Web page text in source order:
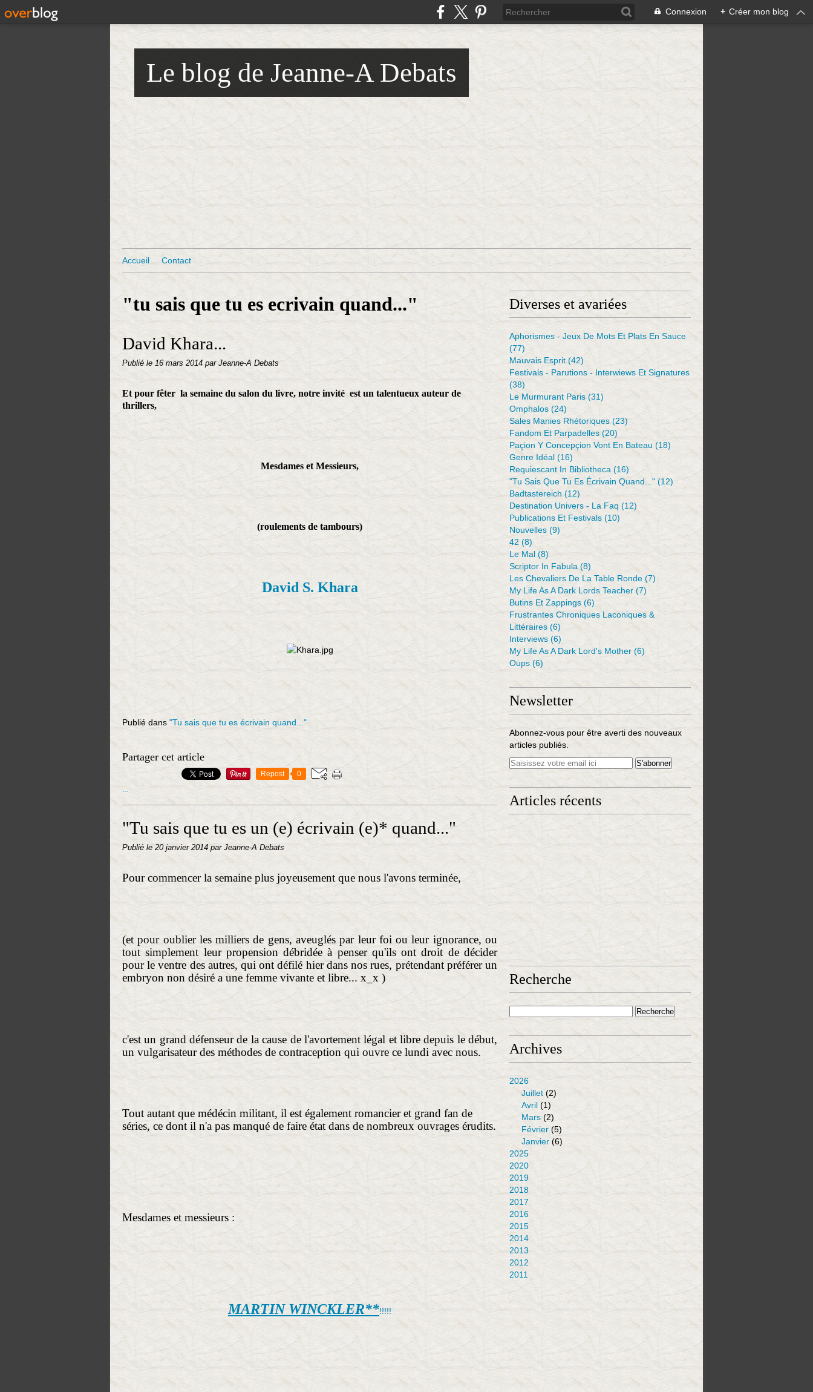
Connexion + Créer mon blog
Le blog de Jeanne-A Debats
Accueil Contact
"tu sais que tu es ecrivain quand..."
David Khara...
Publié le 16 mars 2014 par Jeanne-A Debats
Et pour fêter la semaine du salon du livre, notre invité est un talentueux auteur de
thrillers,
Mesdames et Messieurs,
(roulements de tambours)
David S. Khara
Publié dans "Tu sais que tu es écrivain quand..."
Partager cet article
Repost 0
"Tu sais que tu es un (e) écrivain (e)* quand..."
Publié le 20 janvier 2014 par Jeanne-A Debats
Pour commencer la semaine plus joyeusement que nous l'avons terminée,
(et pour oublier les milliers de gens, aveuglés par leur foi ou leur ignorance, ou
tout simplement leur propension débridée à penser qu'ils ont droit de décider
pour le ventre des autres, qui ont défilé hier dans nos rues, prétendant préférer un
embryon non désiré a une femme vivante et libre... x_x )
c'est un grand défenseur de la cause de l'avortement légal et libre depuis le début,
un vulgarisateur des méthodes de contraception qui ouvre ce lundi avec nous.
Tout autant que médécin militant, il est également romancier et grand fan de
séries, ce dont il n'a pas manqué de faire état dans de nombreux ouvrages érudits.
Mesdames et messieurs :
MARTIN WINCKLER**!!!!!
Diverses et avariées
Aphorismes - Jeux De Mots Et Plats En Sauce
(77)
Mauvais Esprit (42)
Festivals - Parutions - Interwiews Et Signatures
(38)
Le Murmurant Paris (31)
Omphalos (24)
Sales Manies Rhétoriques (23)
Fandom Et Parpadelles (20)
Paçion Y Concepçion Vont En Bateau (18)
Genre Idéal (16)
Requiescant In Bibliotheca (16)
"tu Sais Que Tu Es Écrivain Quand..." (12)
Badtastereich (12)
Destination Univers - La Faq (12)
Publications Et Festivals (10)
Nouvelles (9)
42 (8)
Le Mal (8)
Scriptor In Fabula (8)
Les Chevaliers De La Table Ronde (7)
My Life As A Dark Lords Teacher (7)
Butins Et Zappings (6)
Frustrantes Chroniques Laconiques &
Littéraires (6)
Interviews (6)
My Life As A Dark Lord's Mother (6)
Oups (6)
Newsletter
Abonnez-vous pour être averti des nouveaux
articles publiés.
Articles récents
Recherche
Archives
2026
Juillet (2)
Avril (1)
Mars (2)
Février (5)
Janvier (6)
2025
2020
2019
2018
2017
2016
2015
2014
2013
2012
2011